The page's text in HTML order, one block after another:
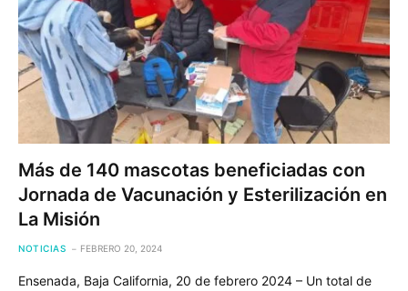
Más de 140 mascotas beneficiadas con
Jornada de Vacunación y Esterilización en
La Misión
NOTICIAS FEBRERO 20, 2024
Ensenada, Baja California, 20 de febrero 2024 – Un total de